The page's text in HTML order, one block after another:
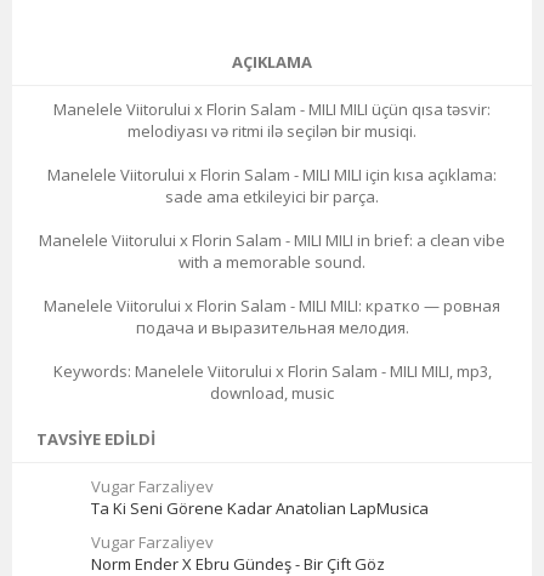
AÇIKLAMA
Manelele Viitorului x Florin Salam - MILI MILI üçün qısa təsvir:
melodiyası və ritmi ilə seçilən bir musiqi.
Manelele Viitorului x Florin Salam - MILI MILI için kısa açıklama:
sade ama etkileyici bir parça.
Manelele Viitorului x Florin Salam - MILI MILI in brief: a clean vibe
with a memorable sound.
Manelele Viitorului x Florin Salam - MILI MILI: кратко — ровная
подача и выразительная мелодия.
Keywords: Manelele Viitorului x Florin Salam - MILI MILI, mp3,
download, music
TAVSIYE EDILDI
Vugar Farzaliyev
Ta Ki Seni Görene Kadar Anatolian LapMusica
Vugar Farzaliyev
Norm Ender X Ebru Gündeş - Bir Çift Göz